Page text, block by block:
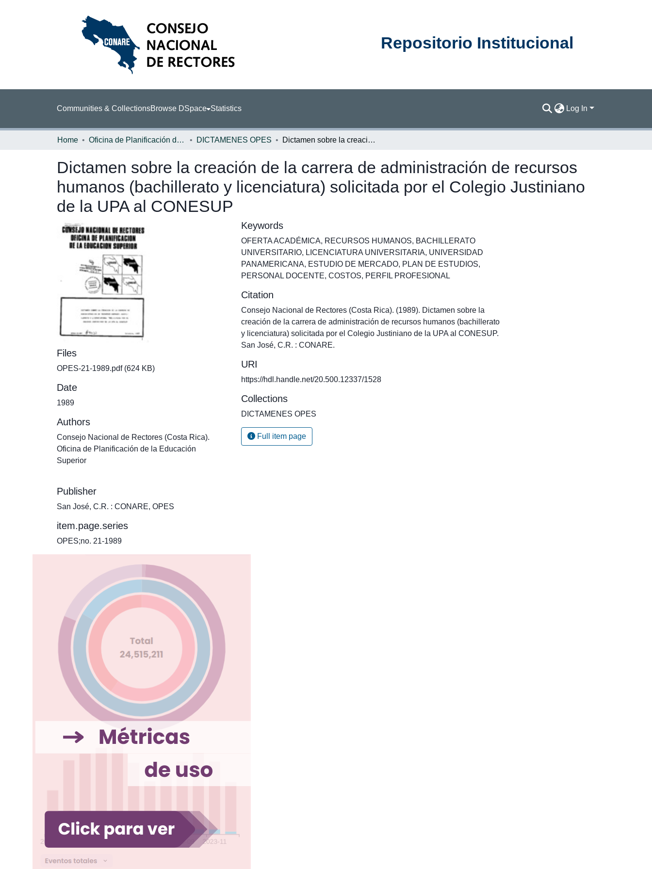
Repositorio Institucional
Communities & CollectionsBrowse DSpace Statistics Log In
Home Oficina de Planificación de la Educación Superior (OPES) DICTAMENES OPES Dictamen sobre la creación de la carrera de administración de recursos humanos (bachillerato y licenciatura) solicitada por el Colegio Justiniano de la UPA al CONESUP
Dictamen sobre la creación de la carrera de administración de recursos
humanos (bachillerato y licenciatura) solicitada por el Colegio Justiniano
de la UPA al CONESUP
Files
OPES-21-1989.pdf(624 KB)
Date
1989
Authors
Consejo Nacional de Rectores (Costa Rica).
Oficina de Planificación de la Educación
Superior
Publisher
San José, C.R. : CONARE, OPES
item.page.series
OPES;no. 21-1989
Keywords
OFERTA ACADÉMICA, RECURSOS HUMANOS, BACHILLERATO
UNIVERSITARIO, LICENCIATURA UNIVERSITARIA, UNIVERSIDAD
PANAMERICANA, ESTUDIO DE MERCADO, PLAN DE ESTUDIOS,
PERSONAL DOCENTE, COSTOS, PERFIL PROFESIONAL
Citation
Consejo Nacional de Rectores (Costa Rica). (1989). Dictamen sobre la
creación de la carrera de administración de recursos humanos (bachillerato
y licenciatura) solicitada por el Colegio Justiniano de la UPA al CONESUP.
San José, C.R. : CONARE.
URI
https://hdl.handle.net/20.500.12337/1528
Collections
DICTAMENES OPES
Full item page